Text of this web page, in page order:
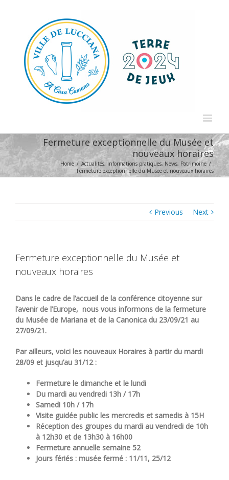
Fermeture exceptionnelle du Musée et
nouveaux horaires
Home / Actualités, Informations pratiques, News, Patrimoine /
Fermeture exceptionnelle du Musée et nouveaux horaires
Previous Next
Fermeture exceptionnelle du Musée et
nouveaux horaires
Dans le cadre de l’accueil de la conférence citoyenne sur
l’avenir de l’Europe, nous vous informons de la fermeture
du Musée de Mariana et de la Canonica du 23/09/21 au
27/09/21.
Par ailleurs, voici les nouveaux Horaires à partir du mardi
28/09 et jusqu’au 31/12 :
Fermeture le dimanche et le lundi
Du mardi au vendredi 13h / 17h
Samedi 10h / 17h
Visite guidée public les mercredis et samedis à 15H
Réception des groupes du mardi au vendredi de 10h
à 12h30 et de 13h30 à 16h00
Fermeture annuelle semaine 52
Jours fériés : musée fermé : 11/11, 25/12